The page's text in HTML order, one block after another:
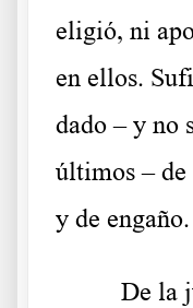
eligió, ni
en ellos.
dado – y no
últimos –
y de engaño.
De la